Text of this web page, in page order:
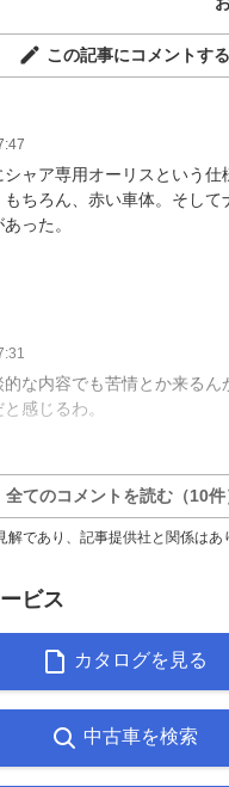
この記事にコメントする
シャア専用オーリスという
ちろん、赤い車体。そして
った。
的な内容でも苦情とか来るん
感じるわ。
全てのコメントを読む（10件
であり、記事提供社と関係はあ
ビス
カタログを見る
中古車を検索